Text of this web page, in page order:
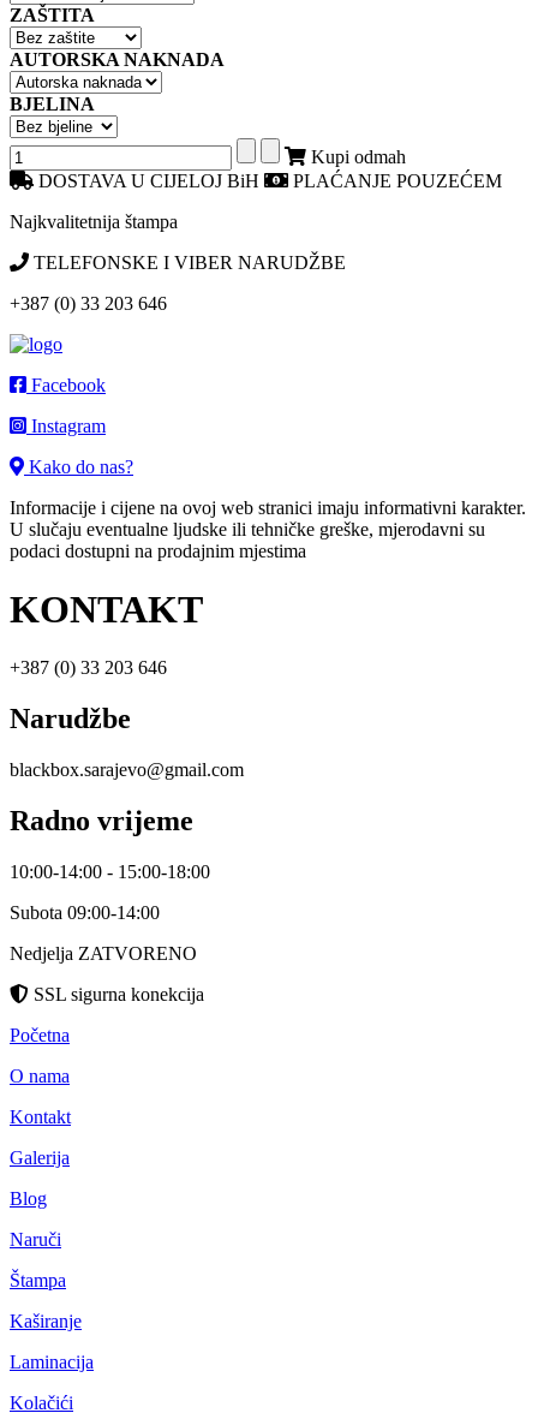
ZAŠTITA
AUTORSKA NAKNADA
BJELINA
Kupi odmah
DOSTAVA U CIJELOJ BiH
PLAĆANJE POUZEĆEM
Najkvalitetnija štampa
TELEFONSKE I VIBER NARUDŽBE
+387 (0) 33 203 646
Facebook
Instagram
Kako do nas?
Informacije i cijene na ovoj web stranici imaju informativni karakter.
U slučaju eventualne ljudske ili tehničke greške, mjerodavni su
podaci dostupni na prodajnim mjestima
KONTAKT
+387 (0) 33 203 646
Narudžbe
blackbox.sarajevo@gmail.com
Radno vrijeme
10:00-14:00 - 15:00-18:00
Subota 09:00-14:00
Nedjelja ZATVORENO
SSL sigurna konekcija
Početna
O nama
Kontakt
Galerija
Blog
Naruči
Štampa
Kaširanje
Laminacija
Kolačići